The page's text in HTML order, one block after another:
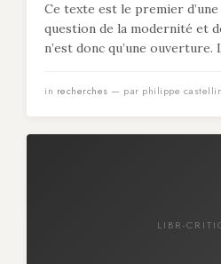
Ce texte est le premier
question de la modernité et
n’est donc qu’une ouverture.
in recherches — par philippe castellin
LIBR-